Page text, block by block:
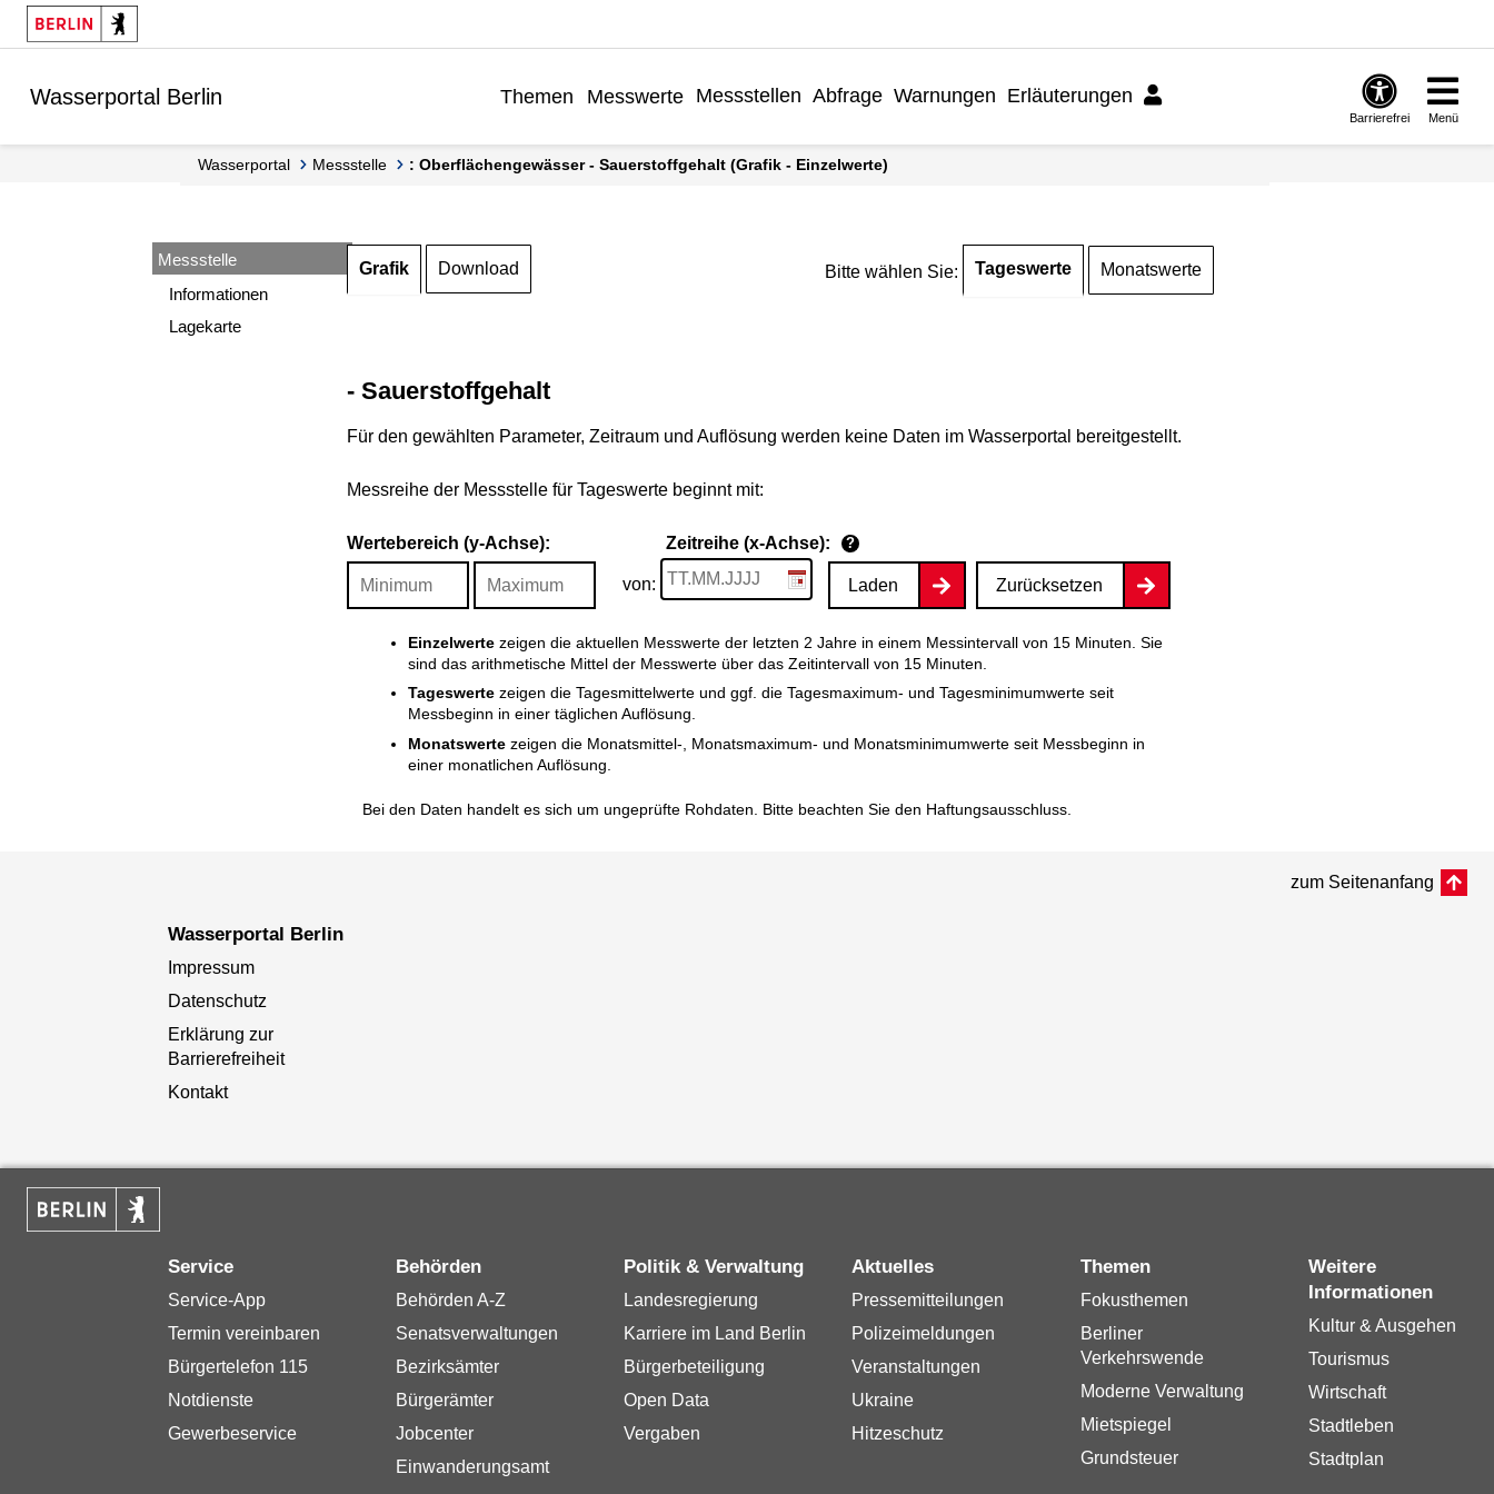
Springe zur Navigation
Springe zum Inhalt
Wasserportal Berlin Themen Messwerte Messstellen Abfrage Warnungen Erläuterungen
Barrierefrei Menü
Wasserportal Messstelle : Oberflächengewässer - Sauerstoffgehalt (Grafik - Einzelwerte)
Messstelle
Informationen
Lagekarte
Grafik Download Bitte wählen Sie: Tageswerte Monatswerte
- Sauerstoffgehalt
Für den gewählten Parameter, Zeitraum und Auflösung werden keine Daten im Wasserportal bereitgestellt.
Messreihe der Messstelle für Tageswerte beginnt mit:
Wertebereich (y-Achse): Zeitreihe (x-Achse): ?
von: Laden Zurücksetzen
Einzelwertezeigen die aktuellen Messwerte der letzten 2 Jahre in einem Messintervall von 15 Minuten. Sie
sind das arithmetische Mittel der Messwerte über das Zeitintervall von 15 Minuten.
Tageswertezeigen die Tagesmittelwerte und ggf. die Tagesmaximum- und Tagesminimumwerte seit
Messbeginn in einer täglichen Auflösung.
Monatswertezeigen die Monatsmittel-, Monatsmaximum- und Monatsminimumwerte seit Messbeginn in
einer monatlichen Auflösung.
Bei den Daten handelt es sich um ungeprüfte Rohdaten. Bitte beachten Sie den Haftungsausschluss.
zum Seitenanfang
Wasserportal Berlin
Impressum
Datenschutz
Erklärung zur
Barrierefreiheit
Kontakt
Service
Service-App
Termin vereinbaren
Bürgertelefon 115
Notdienste
Gewerbeservice
Behörden
Behörden A-Z
Senatsverwaltungen
Bezirksämter
Bürgerämter
Jobcenter
Einwanderungsamt
Politik & Verwaltung
Landesregierung
Karriere im Land Berlin
Bürgerbeteiligung
Open Data
Vergaben
Aktuelles
Pressemitteilungen
Polizeimeldungen
Veranstaltungen
Ukraine
Hitzeschutz
Themen
Fokusthemen
Berliner
Verkehrswende
Moderne Verwaltung
Mietspiegel
Grundsteuer
Weitere
Informationen
Kultur & Ausgehen
Tourismus
Wirtschaft
Stadtleben
Stadtplan